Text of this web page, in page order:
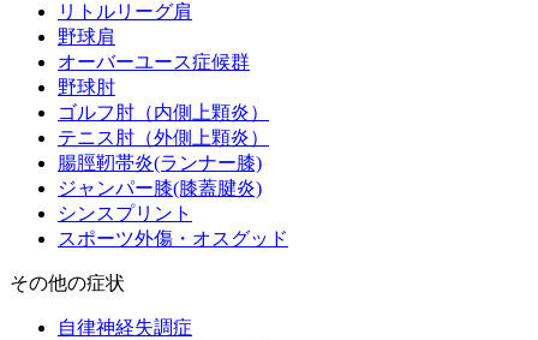
リトルリーグ肩
野球肩
オーバーユース症候群
野球肘
ゴルフ肘（内側上顆炎）
テニス肘（外側上顆炎）
腸脛靭帯炎(ランナー膝)
ジャンパー膝(膝蓋腱炎)
シンスプリント
スポーツ外傷・オスグッド
その他の症状
自律神経失調症